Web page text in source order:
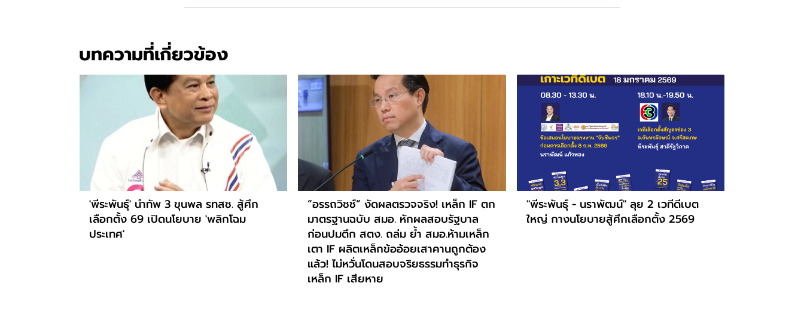
บทความที่เกี่ยวข้อง
'พีระพันธุ์' นำทัพ 3 ขุนพล รทสช. สู้ศึก
เลือกตั้ง 69 เปิดนโยบาย 'พลิกโฉม
ประเทศ'
“อรรถวิชช์” งัดผลตรวจจริง! เหล็ก IF ตก
มาตรฐานฉบับ สมอ. หักผลสอบรัฐบาล
ก่อนปมตึก สตง. ถล่ม ย้ำ สมอ.ห้ามเหล็ก
เตา IF ผลิตเหล็กข้ออ้อยเสาคานถูกต้อง
แล้ว! ไม่หวั่นโดนสอบจริยธรรมทำธุรกิจ
เหล็ก IF เสียหาย
"พีระพันธุ์ - นราพัฒน์" ลุย 2 เวทีดีเบต
ใหญ่ กางนโยบายสู้ศึกเลือกตั้ง 2569